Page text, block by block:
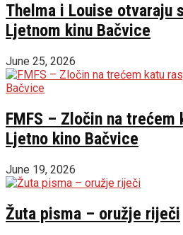
Thelma i Louise otvaraju
Ljetnom kinu Bačvice
June 25, 2026
FMFS – Zločin na trećem
Ljetno kino Bačvice
June 19, 2026
Žuta pisma – oružje riječi